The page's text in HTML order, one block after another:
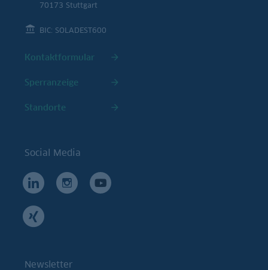
70173 Stuttgart
BIC: SOLADEST600
Kontaktformular
Sperranzeige
Standorte
Social Media
Newsletter